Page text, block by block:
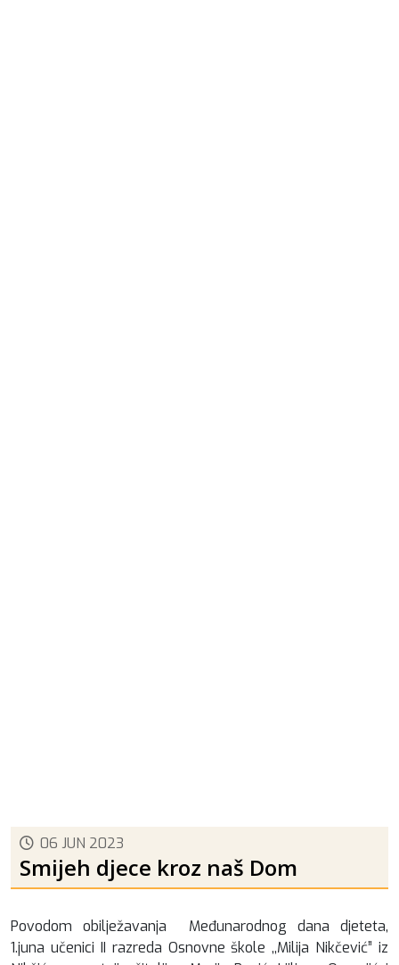
06 JUN 2023
Smijeh djece kroz naš Dom
Povodom obilježavanja Međunarodnog dana djeteta,
1.juna učenici II razreda Osnovne škole ,,Milija Nikčević” iz